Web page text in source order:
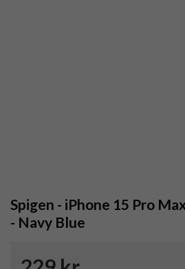
Spigen - iPhone 15 Pro
- Navy Blue